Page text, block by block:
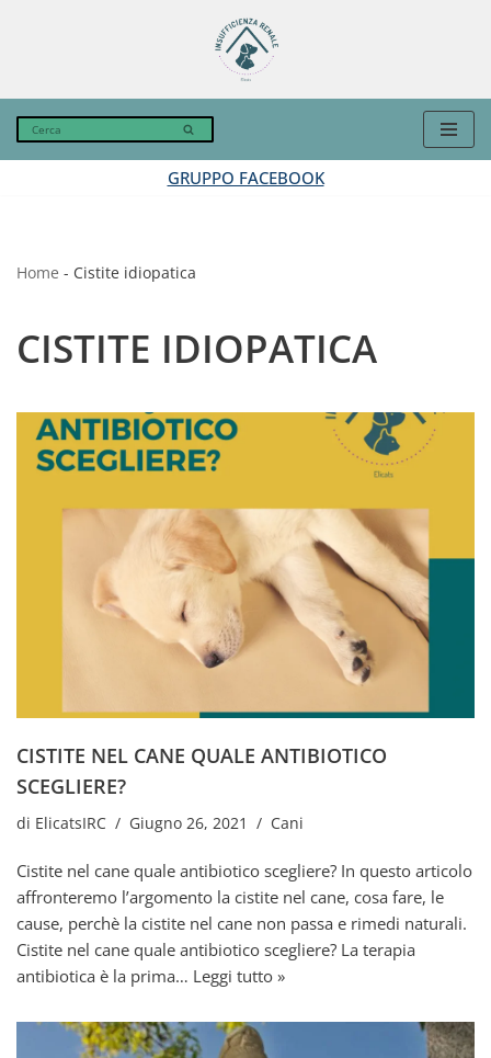
contenuto
GRUPPO FACEBOOK
Home - Cistite idiopatica
CISTITE IDIOPATICA
CISTITE NEL CANE QUALE ANTIBIOTICO
SCEGLIERE?
di ElicatsIRC Giugno 26, 2021 Cani
Cistite nel cane quale antibiotico scegliere? In questo articolo
affronteremo l’argomento la cistite nel cane, cosa fare, le
cause, perchè la cistite nel cane non passa e rimedi naturali.
Cistite nel cane quale antibiotico scegliere? La terapia
antibiotica è la prima… Leggi tutto »